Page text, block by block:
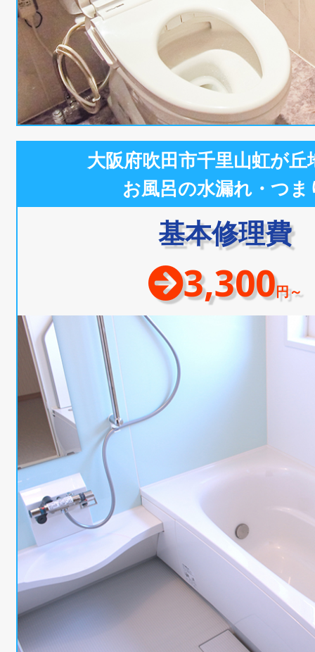
大阪府吹田市千里山虹が丘
お風呂の水漏れ・つま
基本修理費
3,300円～